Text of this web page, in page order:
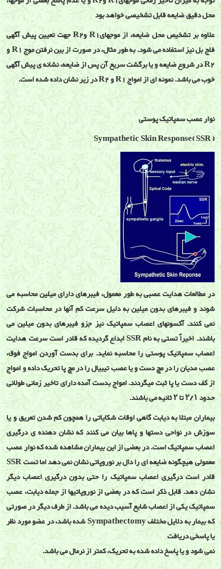
محل دقیق ضایعه قابل تشخیصی خواهد بود
علاوه بر تشخیص محل ضایعه، از موجهایR1 وR2 جهت تعیین پیش آگهی
فلج بل نیز استفاده می شود. به طور مثال، در صورت از بین نرفتن موج R1 و
R2 در شروع ضایعه و یا برگشت سریع آن پس از ضایعه، نشانه ی پیش آگهی
خوب می باشد. نمونه ای از امواج R1 و R2 در زیر نشان داده شده است.
نوار عصب سمپاتیک پوستی
Sympathetic Skin Response( SSR )
در مطالعات هدایت عصبی به طور معمول، فیبرهای دارای میلین محاسبه می
شوند و فیبرهای بدون میلین به دلیل سرعت کم آنها در محاسبات شرکت
نمی کنند. آکسونهای اعصاب سمپاتیک نیز جزو فیبرهای بدون میلین می
باشند. اخیراً تستی به نام SSR ابداع گردیده که قادر است سرعت هدایت
اعصاب سمپاتیک پوستی را محاسبه نماید. برای بدست آوردن امواج فوق،
عصب مدیان را در مچ دست و یا عصب تیبیال را در مچ پا تحریک داده و امواج
از کف دست یا پا ثبت میگردند. امواج بدست آمده دارای تاخیر زمانی طولانی
حدود ۲/۱ تا ۲ ثانیه می باشند.
بیماران مبتلا به دیابت گاهی اوقات شکایاتی را همچون کم شدن تعریق و یا
سوزش در نواحی دستها و پاها بیان می کنند که نشان دهنده ی درگیری
اعصاب سمپاتیک است. در بعضی از این بیماران مشاهده شده که نوار عصب
معمولی هیچگونه ضایعه ای را دال بر نوروپاتی نشان نمی دهد اما تست SSR
قادر است درگیری اعصاب سمپاتیک را حتی بدون درگیری اعصاب دیگر
نشان دهد. قابل ذکر است که در بعضی از نوروپاتیها از جمله دیابت، عصب
سمپاتیک یکی از اعصاب شایع آسیب دیده می باشد. از طرف دیگر در صورتی
که بیمار به دلایل مختلف Sympathectomy شده باشد، در عضو مورد نظر
یا پاسخی دریافت
نمی شود و یا پاسخ داده شده به تحریک، کمتر از نرمال می باشد.